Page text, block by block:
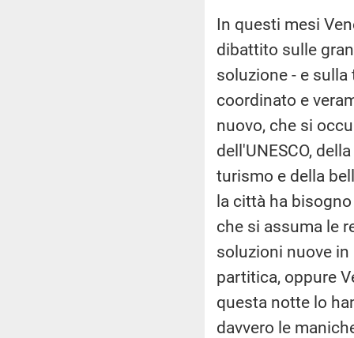
In questi mesi
dibattito sulle
soluzione - e
coordinato e
nuovo, che si
dell'UNESCO,
turismo e della
la città ha
che si assuma le
soluzioni nuove
partitica, oppure
questa notte lo
davvero le